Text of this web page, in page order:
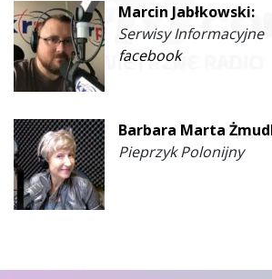
Marcin Jabłkowski:
Serwisy Informacyjne
facebook
Barbara Marta
Pieprzyk Polonijny